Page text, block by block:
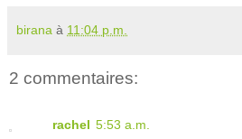
birana à 11:04 p.m.
2 commentaires:
rachel 5:53 a.m.